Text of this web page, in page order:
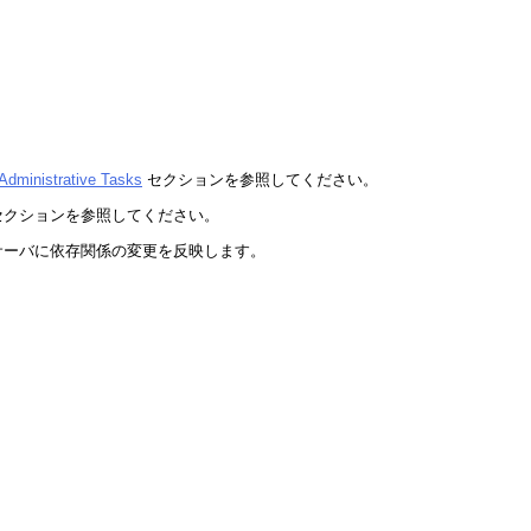
Tasks セクションを参照してください。
クションを参照してください。
バに依存関係の変更を反映します。